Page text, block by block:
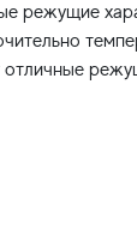
режущие